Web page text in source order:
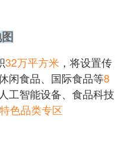
32万平方米 ，将设置传
闲食品、国际食品等8
工智能设备、食品科技
色品类专区